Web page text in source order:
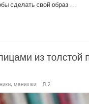
сделать свой образ …
из толстой
манишки 2